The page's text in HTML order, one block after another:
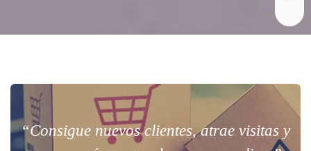
“Consigue nuevos clientes, atrae visitas y